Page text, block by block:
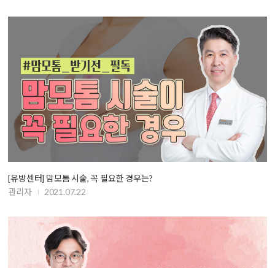
[유방센터] 맘모톰 시술, 꼭 필요한 경우는?
관리자
2021.07.22